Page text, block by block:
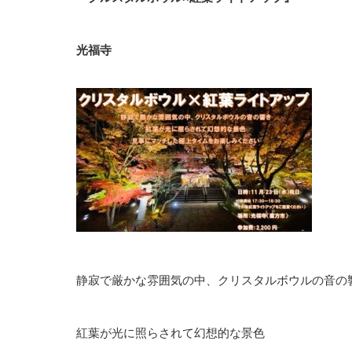
光福寺
静寂で厳かな雰囲気の中、クリスタルボウルの音の
紅葉が光に照らされて幻想的な景色